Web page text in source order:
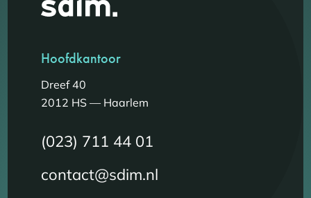
Hoofdkantoor
Dreef 40
2012 HS — Haarlem
(023) 711 44 01
contact@sdim.nl